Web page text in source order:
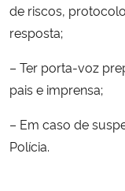
de riscos,
resposta;
– Ter porta-voz
pais e imprensa;
– Em caso de
Polícia.